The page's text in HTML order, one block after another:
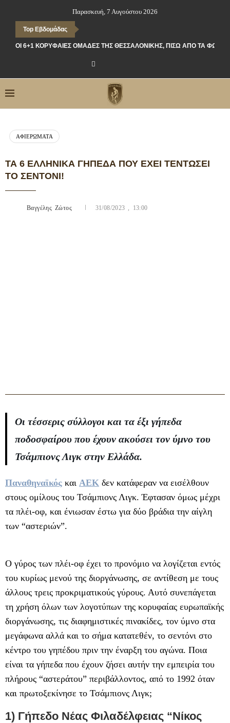
Παρασκευή, 7 Αυγούστου 2026
Top Εβδομάδας
ΟΙ 6+1 ΚΟΡΥΦΑΊΕΣ ΟΜΆΔΕΣ ΤΗΣ ΘΕΣΣΑΛΟΝΊΚΗΣ, ΠΊΣΩ ΑΠΌ ΤΑ ΦΏΤΑ
ΑΦΙΕΡΏΜΑΤΑ
ΤΑ 6 ΕΛΛΗΝΙΚΆ ΓΉΠΕΔΑ ΠΟΥ ΈΧΕΙ ΤΕΝΤΏΣΕΙ
ΤΟ ΣΕΝΤΌΝΙ!
Βαγγέλης Ζώτος 31/08/2023 , 13:00
Οι τέσσερις σύλλογοι και τα έξι γήπεδα
ποδοσφαίρου που έχουν ακούσει τον ύμνο του
Τσάμπιονς Λιγκ στην Ελλάδα.
Παναθηναϊκός και ΑΕΚ δεν κατάφεραν να εισέλθουν
στους ομίλους του Τσάμπιονς Λιγκ. Έφτασαν όμως μέχρι
τα πλέι-οφ, και ένιωσαν έστω για δύο βράδια την αίγλη
των “αστεριών”.
Ο γύρος των πλέι-οφ έχει το προνόμιο να λογίζεται εντός
του κυρίως μενού της διοργάνωσης, σε αντίθεση με τους
άλλους τρεις προκριματικούς γύρους. Αυτό συνεπάγεται
τη χρήση όλων των λογοτύπων της κορυφαίας ευρωπαϊκής
διοργάνωσης, τις διαφημιστικές πινακίδες, τον ύμνο στα
μεγάφωνα αλλά και το σήμα κατατεθέν, το σεντόνι στο
κέντρο του γηπέδου πριν την έναρξη του αγώνα. Ποια
είναι τα γήπεδα που έχουν ζήσει αυτήν την εμπειρία του
πλήρους “αστεράτου” περιβάλλοντος, από το 1992 όταν
και πρωτοξεκίνησε το Τσάμπιονς Λιγκ;
1) Γήπεδο Νέας Φιλαδέλφειας “Νίκος